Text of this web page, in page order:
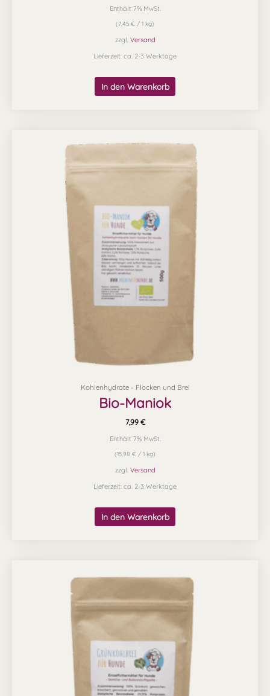
Enthält 7% MwSt.
(7,45 € / 1 kg)
zzgl. Versand
Lieferzeit: ca. 2-3 Werktage
In den Warenkorb
Kohlenhydrate - Flocken und Brei
Bio-Maniok
7,99 €
Enthält 7% MwSt.
(15,98 € / 1 kg)
zzgl. Versand
Lieferzeit: ca. 2-3 Werktage
In den Warenkorb